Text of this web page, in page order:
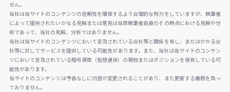
せん。
当社は当サイトのコンテンツの信頼性を確保するよう合理的な努力をしていますが、執筆者
によって提供されたいかなる見解または意見は当該執筆者自身のその時点における見解や分
析であって、当社の見解、分析ではありません。
当社は当サイトのコンテンツにおいて言及されている会社等と関係を有し、またはかかる会
社等に対してサービスを提供している可能性があります。また、当社は当サイトのコンテン
ツにおいて言及されている暗号資産（仮想通貨）の現物またはポジションを保有している可
能性があります。
当サイトのコンテンツは予告なしに内容が変更されることがあり、また更新する義務を負っ
ておりません。